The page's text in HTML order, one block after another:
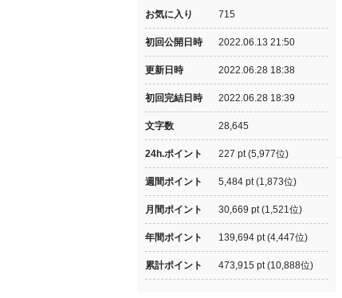
お気に入り 715
初回公開日時 2022.06.13 21:50
更新日時 2022.06.28 18:38
初回完結日時 2022.06.28 18:39
文字数 28,645
24h.ポイント 227 pt (5,977位)
週間ポイント 5,484 pt (1,873位)
月間ポイント 30,669 pt (1,521位)
年間ポイント 139,694 pt (4,447位)
累計ポイント 473,915 pt (10,888位)